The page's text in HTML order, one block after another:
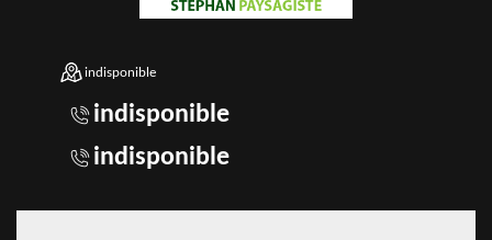
indisponible
indisponible
indisponible